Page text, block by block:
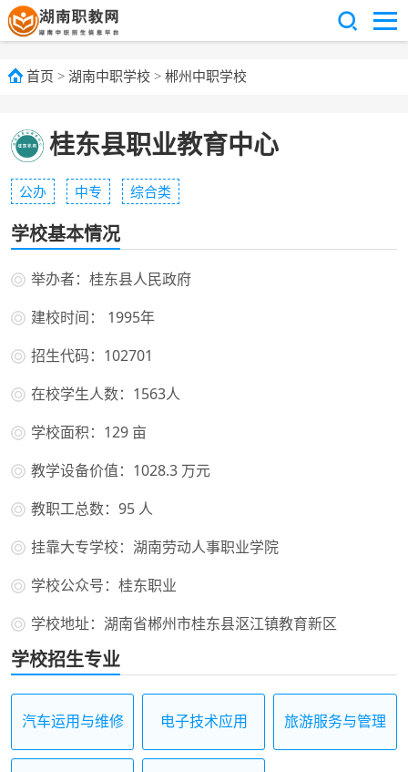
首页 > 湖南中职学校 > 郴州中职学校
桂东县职业教育中心
公办 中专 综合类
学校基本情况
举办者：桂东县人民政府
建校时间： 1995年
招生代码：102701
在校学生人数：1563人
学校面积：129 亩
教学设备价值：1028.3 万元
教职工总数：95 人
挂靠大专学校：湖南劳动人事职业学院
学校公众号：桂东职业
学校地址：湖南省郴州市桂东县沤江镇教育新区
学校招生专业
汽车运用与维修 电子技术应用 旅游服务与管理